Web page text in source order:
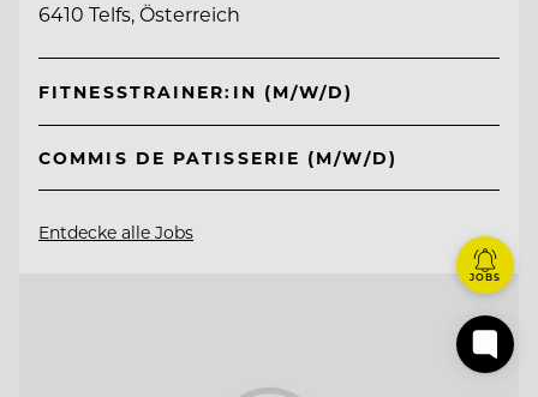
6410 Telfs, Österreich
FITNESSTRAINER:IN (M/W/D)
COMMIS DE PATISSERIE (M/W/D)
Entdecke alle Jobs
JOBS